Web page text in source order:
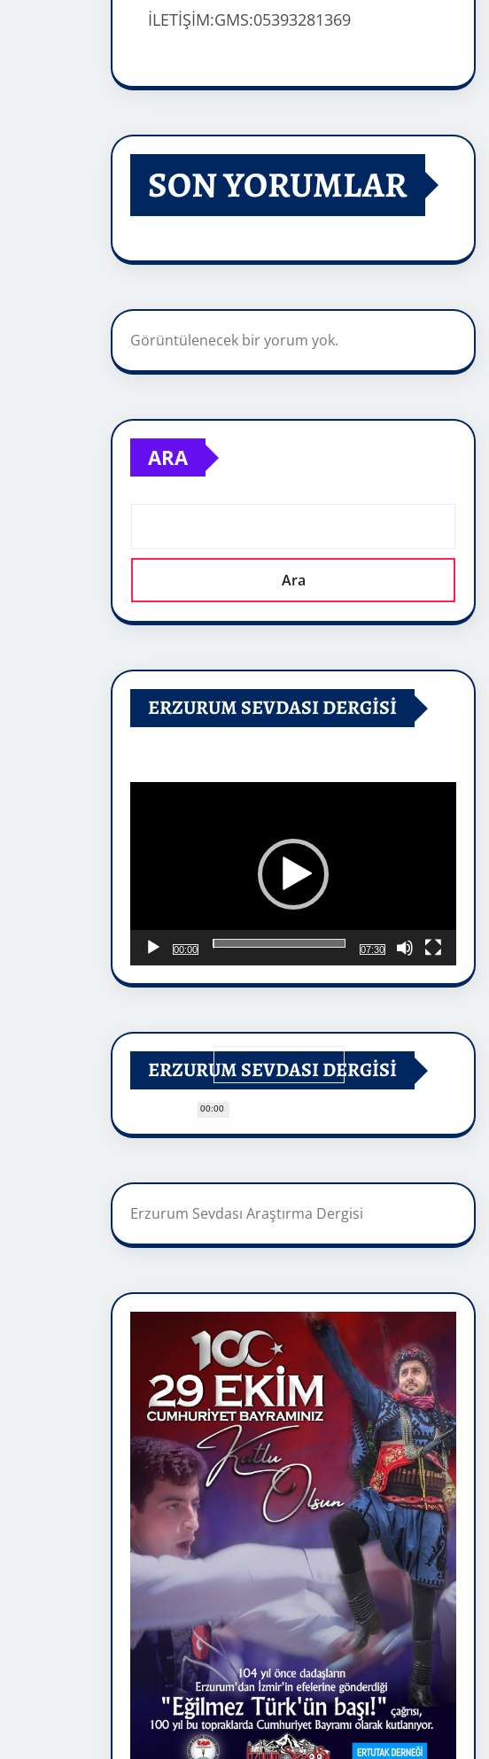
İLETİŞİM:GMS:05393281369
SON YORUMLAR
Görüntülenecek bir yorum yok.
ARA
Ara
ERZURUM SEVDASI DERGİSİ
00:00
00:00
07:30
ERZURUM SEVDASI DERGİSİ
Erzurum Sevdası Araştırma Dergisi